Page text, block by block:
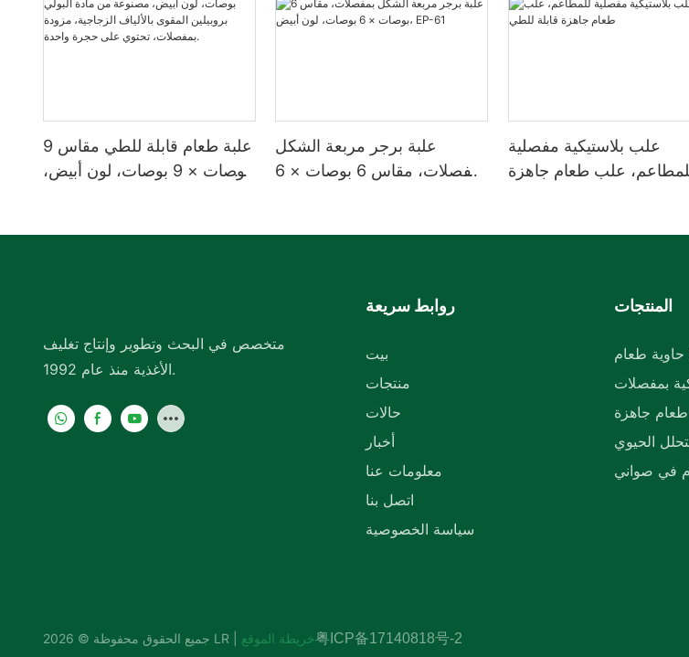
علبة طعام قابلة للطي مقاس 9
بوصات × 9 بوصات، لون أبيض،
علبة برجر مربعة الشكل
بمفصلات، مقاس 6 بوصات × 6
علب بلاستيكية مفصلية
علب طعام جاهزة
متخصص في البحث وتطوير وإنتاج تغليف
الأغذية منذ عام 1992.
روابط سريعة
بيت
منتجات
حالات
أخبار
معلومات عنا
اتصل بنا
سياسة الخصوصية
المنتجات
بمفصلات
طعام جاهزة
الحيوي
في صواني
جميع الحقوق محفوظة © 2026 LR | خريطة الموقع粤ICP备17140818号-2